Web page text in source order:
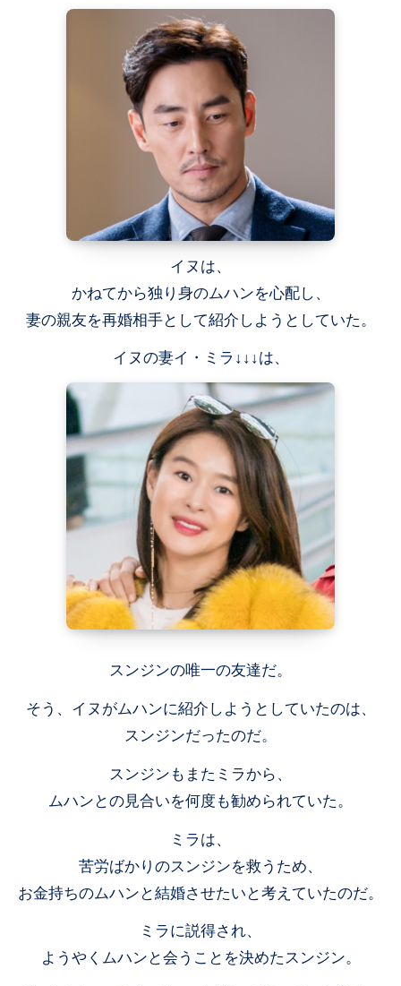
イヌは、
かねてから独り身のムハンを心配し、
妻の親友を再婚相手として紹介しようとしていた。
イヌの妻イ・ミラ↓↓↓は、
スンジンの唯一の友達だ。
そう、イヌがムハンに紹介しようとしていたのは、
スンジンだったのだ。
スンジンもまたミラから、
ムハンとの見合いを何度も勧められていた。
ミラは、
苦労ばかりのスンジンを救うため、
お金持ちのムハンと結婚させたいと考えていたのだ。
ミラに説得され、
ようやくムハンと会うことを決めたスンジン。